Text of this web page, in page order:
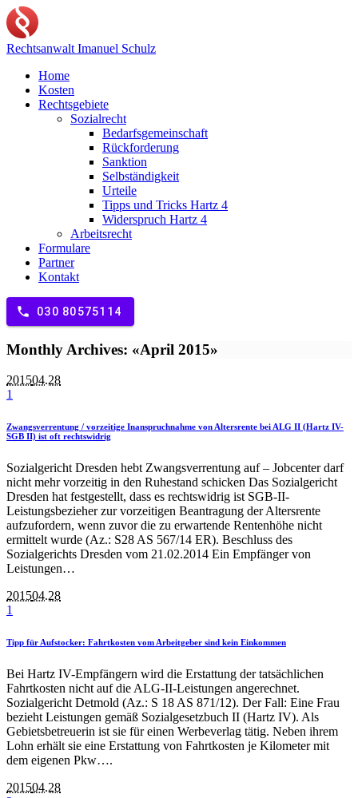
Rechtsanwalt Imanuel Schulz
Home
Kosten
Rechtsgebiete
Sozialrecht
Bedarfsgemeinschaft
Rückforderung
Sanktion
Selbständigkeit
Urteile
Tipps und Tricks Hartz 4
Widerspruch Hartz 4
Arbeitsrecht
Formulare
Partner
Kontakt
phone 030 80575114
Monthly Archives: «April 2015»
201504.28
1
Zwangsverrentung / vorzeitige Inanspruchnahme von Altersrente bei ALG II (Hartz IV-
SGB II) ist oft rechtswidrig
Sozialgericht Dresden hebt Zwangsverrentung auf – Jobcenter darf
nicht mehr vorzeitig in den Ruhestand schicken Das Sozialgericht
Dresden hat festgestellt, dass es rechtswidrig ist SGB-II-
Leistungsbezieher zur vorzeitigen Beantragung der Altersrente
aufzufordern, wenn zuvor die zu erwartende Rentenhöhe nicht
ermittelt wurde (Az.: S28 AS 567/14 ER). Beschluss des
Sozialgerichts Dresden vom 21.02.2014 Ein Empfänger von
Leistungen…
201504.28
1
Tipp für Aufstocker: Fahrtkosten vom Arbeitgeber sind kein Einkommen
Bei Hartz IV-Empfängern wird die Erstattung der tatsächlichen
Fahrtkosten nicht auf die ALG-II-Leistungen angerechnet.
Sozialgericht Detmold (Az.: S 18 AS 871/12). Der Fall: Eine Frau
bezieht Leistungen gemäß Sozialgesetzbuch II (Hartz IV). Als
Gebietsbetreuerin ist sie für einen Werbeverlag tätig. Neben ihrem
Lohn erhält sie eine Erstattung von Fahrtkosten je Kilometer mit
dem eigenen Pkw….
201504.28